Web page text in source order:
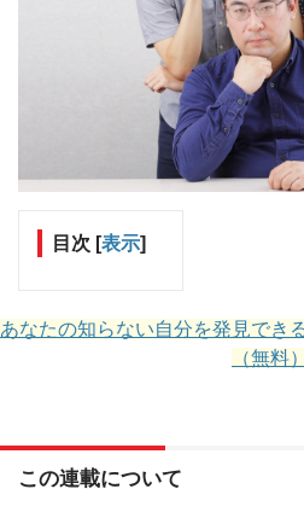
目次 [表示]
あなたの知らない自分を発見でき
（無料）
この連載について